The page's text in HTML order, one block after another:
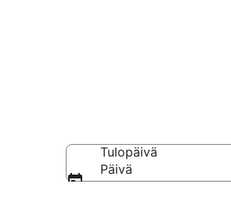
Tulopäivä
Päivä